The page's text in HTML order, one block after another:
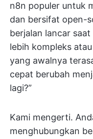
n8n populer untuk
dan bersifat open-
berjalan lancar
lebih kompleks
yang awalnya
cepat berubah
lagi?”
Kami mengerti.
menghubungkan